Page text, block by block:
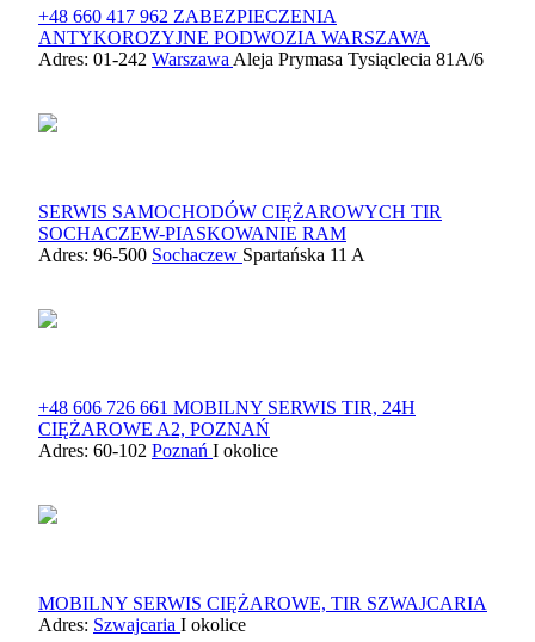
+48 660 417 962 ZABEZPIECZENIA
ANTYKOROZYJNE PODWOZIA WARSZAWA
Adres: 01-242 Warszawa Aleja Prymasa Tysiąclecia 81A/6
SERWIS SAMOCHODÓW CIĘŻAROWYCH TIR
SOCHACZEW-PIASKOWANIE RAM
Adres: 96-500 Sochaczew Spartańska 11 A
+48 606 726 661 MOBILNY SERWIS TIR, 24H
CIĘŻAROWE A2, POZNAŃ
Adres: 60-102 Poznań I okolice
MOBILNY SERWIS CIĘŻAROWE, TIR SZWAJCARIA
Adres: Szwajcaria I okolice